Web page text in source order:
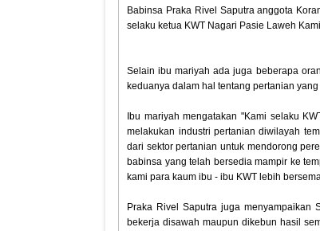
Babinsa Praka Rivel Saputra anggota
selaku ketua KWT Nagari Pasie Laweh
Selain ibu mariyah ada juga beberapa
keduanya dalam hal tentang pertanian
Ibu mariyah mengatakan "Kami selaku
melakukan industri pertanian diwilayah
dari sektor pertanian untuk mendorong
babinsa yang telah bersedia mampir ke
kami para kaum ibu - ibu KWT lebih
Praka Rivel Saputra juga
bekerja disawah maupun dikebun hasil